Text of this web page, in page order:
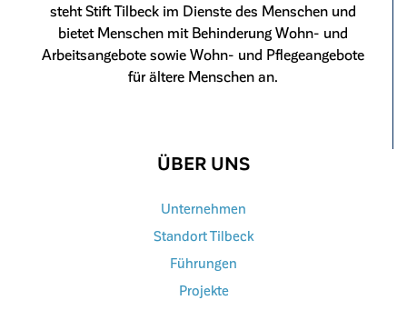
steht Stift Tilbeck im Dienste des Menschen und
bietet Menschen mit Behinderung Wohn- und
Arbeitsangebote sowie Wohn- und Pflegeangebote
für ältere Menschen an.
ÜBER UNS
Unternehmen
Standort Tilbeck
Führungen
Projekte